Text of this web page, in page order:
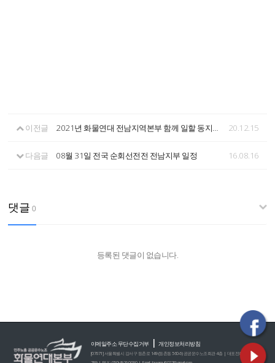
이전글 2021년 화물연대 전남지역본부 함께 일할 동지를 찾습니다 20.12.15
다음글 08월 31일 전국 순회선전전 전남지부 일정 16.08.16
댓글 0
등록된 댓글이 없습니다.
이메일주소 무단수집거부|개인정보처리방침
[07671] 서울특별시 강서구 등촌로 149 (등촌동 560-6) 공공운수노조회관 4층 | 대표전화 : 02)2635-0